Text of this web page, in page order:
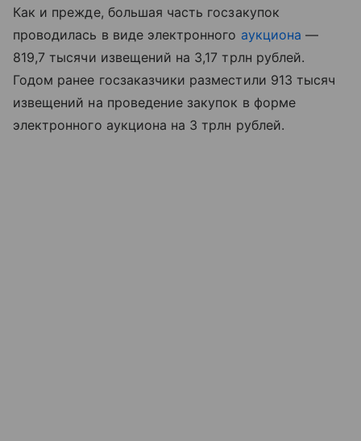
Как и прежде, большая часть госзакупок
проводилась в виде электронного аукциона —
819,7 тысячи извещений на 3,17 трлн рублей.
Годом ранее госзаказчики разместили 913 тысяч
извещений на проведение закупок в форме
электронного аукциона на 3 трлн рублей.